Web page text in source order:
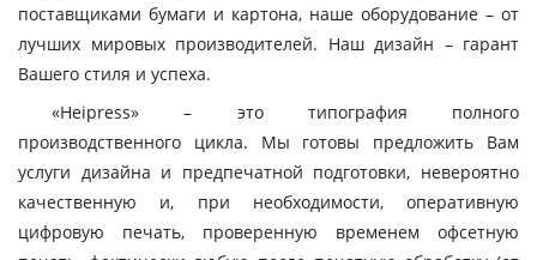
поставщиками бумаги и картона, наше оборудование – от
лучших мировых производителей. Наш дизайн – гарант
Вашего стиля и успеха.
«Heipress» – это типография полного
производственного цикла. Мы готовы предложить Вам
услуги дизайна и предпечатной подготовки, невероятно
качественную и, при необходимости, оперативную
цифровую печать, проверенную временем офсетную